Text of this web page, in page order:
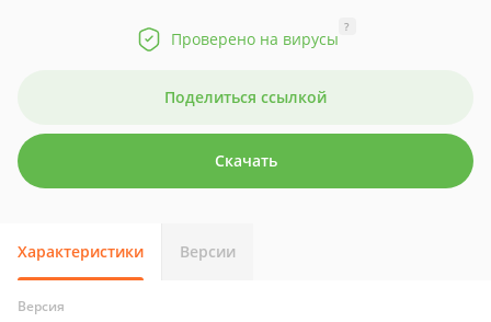
Проверено на вирусы
?
Поделиться ссылкой
Скачать
Характеристики Версии
Версия